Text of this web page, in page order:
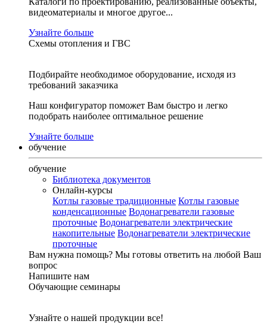
видеоматериалы и многое другое...
Узнайте больше
Схемы отопления и ГВС
Подбирайте необходимое оборудование, исходя из
требований заказчика
Наш конфигуратор поможет Вам быстро и легко
подобрать наиболее оптимальное решение
Узнайте больше
обучение
обучение
Библиотека документов
Онлайн-курсы
Котлы газовые традиционные Котлы газовые
конденсационные Водонагреватели газовые
проточные Водонагреватели электрические
накопительные Водонагреватели электрические
проточные
Вам нужна помощь? Мы готовы ответить на любой Ваш
вопрос
Напишите нам
Обучающие семинары
Узнайте о нашей продукции все!